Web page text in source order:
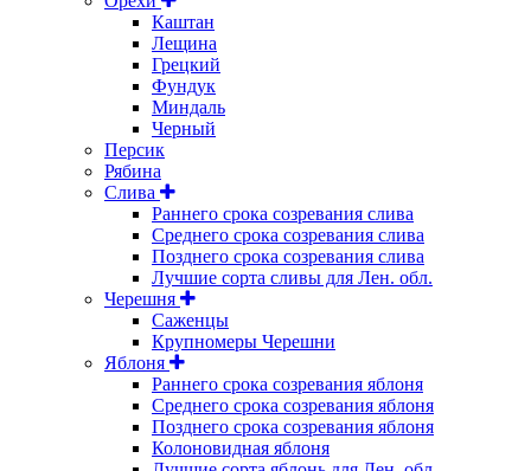
Каштан
Лещина
Грецкий
Фундук
Миндаль
Черный
Персик
Рябина
Слива
Раннего срока созревания слива
Среднего срока созревания слива
Позднего срока созревания слива
Лучшие сорта сливы для Лен. обл.
Черешня
Саженцы
Крупномеры Черешни
Яблоня
Раннего срока созревания яблоня
Среднего срока созревания яблоня
Позднего срока созревания яблоня
Колоновидная яблоня